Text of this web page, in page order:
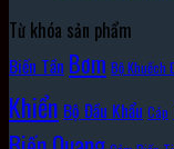
Từ khóa sản phẩm
Biến Tần Bơm Bộ Khuếch
Khiển Bộ Đầu Khẩu Cáp